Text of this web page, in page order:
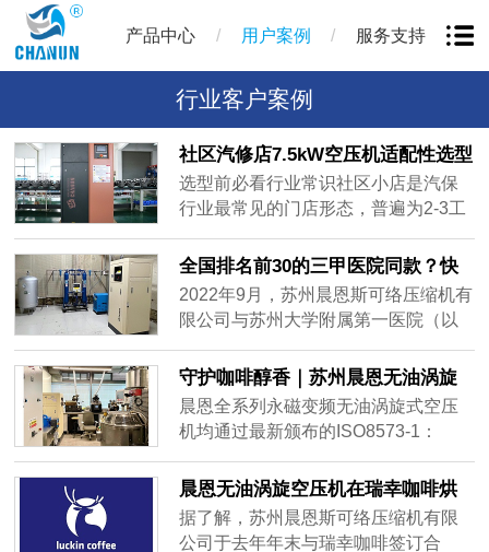
产品中心 / 用户案例 / 服务支持
行业客户案例
社区汽修店7.5kW空压机适配性选型
解析
选型前必看行业常识社区小店是汽保
行业最常见的门店形态，普遍为2-3工
有限、噪音管控严、用气间歇明显的
特点，7.5kW是空压机市场的主流功率
档位，很多店主选型时会默认选这个
“通用款”，但并非所有社区店都适配。
觉得“功率越大越稳妥”，盲目上7.5kW
机型，结果门店用气负荷低，设备长
期低负载运行，既浪费电费，还容易
加剧机头积水问题；二是只看功率数
字不看实际排气量，低价虚标机型标
称7.5kW，实际排气量还不如正规品牌
4.5kW机型，高峰期依然带不动工具。
全国排名前30的三甲医院同款？快
来Get晨恩无油涡旋空压机的极致体
验！
2022年9月，苏州晨恩斯可络压缩机有
限公司与苏州大学附属第一医院（以
并成功交付一批次无油涡旋空压机，
本批次无油涡旋空压机将交付至牙
科，放射科，核磁共振设备配套，医
院供氧设备配套，血液检测中心等应
守护咖啡醇香｜苏州晨恩无油涡旋
空压机在咖啡饮料行业的应用
晨恩全系列永磁变频无油涡旋式空压
机均通过最新颁布的ISO8573-1：
品牌，是中国最大的连锁咖啡品牌之
一，致力于为顾客提供高品质、高性
价比、高便利性的服务。该企业配备
晨恩无油涡旋空压机在瑞幸咖啡烘
焙产线中的应用
据了解，苏州晨恩斯可络压缩机有限
公司于去年年末与瑞幸咖啡签订合